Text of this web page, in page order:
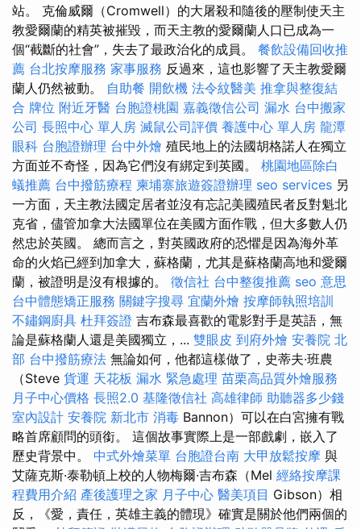
站。 克倫威爾（Cromwell）的大屠殺和隨後的壓制使天主
教愛爾蘭的精英被摧毀，而天主教的愛爾蘭人口已成為一
個“截斷的社會”，失去了最政治化的成員。 餐飲設備回收推
薦 台北按摩服務 家事服務 反過來，這也影響了天主教愛爾
蘭人仍​​然被動。 自助餐 開飲機 法令紋醫美 推拿與整復結
合 牌位 附近牙醫 台胞證桃園 嘉義徵信公司 漏水 台中搬家
公司 長照中心 單人房 滅鼠公司評價 養護中心 單人房 龍潭
眼科 台胞證辦理 台中外燴 殖民地上的法國胡格諾人在獨立
方面並不奇怪，因為它們沒有綁定到英國。 桃園地區除白
蟻推薦 台中撥筋療程 柬埔寨旅遊簽證辦理 seo services 另
一方面，天主教法國定居者並沒有忘記美國殖民者反對魁北
克省，儘管加拿大法國單位在美國方面作戰，但大多數人仍
然忠於英國。 總而言之，對英國政府的恐懼是因為海外革
命的火焰已經到加拿大，蘇格蘭，尤其是蘇格蘭高地和愛爾
蘭，被證明是沒有根據的。 徵信社 台中整復推薦 seo 意思
台中體態矯正服務 關鍵字搜尋 宜蘭外燴 按摩師執照培訓
不鏽鋼廚具 杜拜簽證 吉布森最喜歡的電影對手是英語，無
論是蘇格蘭人還是美國獨立，... 雙眼皮 到府外燴 安養院 北
部 台中撥筋療法 無論如何，他都這樣做了，史蒂夫·班農
（Steve 貨運 天花板 漏水 緊急處理 苗栗高品質外燴服務
月子中心價格 長照2.0 基隆徵信社 高雄律師 助聽器多少錢
室內設計 安養院 新北市 消毒 Bannon）可以在白宮擁有戰
略首席顧問的頭銜。 這個故事實際上是一部戲劇，嵌入了
歷史背景中。 中式外燴菜單 台胞證台南 大甲放鬆按摩 與
艾薩克斯·泰勒頓上校的人物梅爾·吉布森（Mel 經絡按摩課
程費用介紹 產後護理之家 月子中心 醫美項目 Gibson）相
反，《愛，責任，英雄主義的體現》確實是關於他們兩個的